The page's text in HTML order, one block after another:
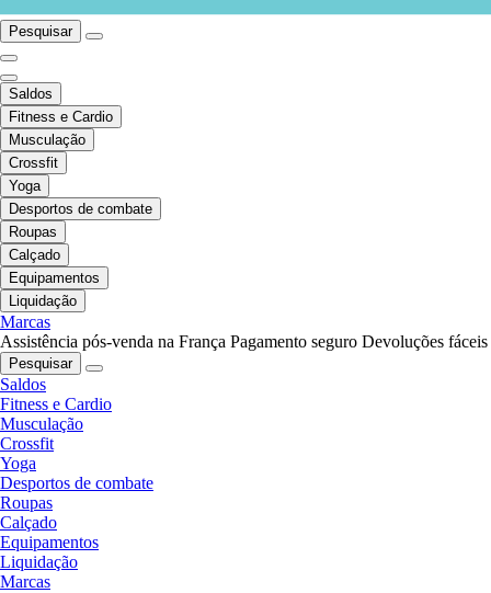
Pesquisar
Saldos
Fitness e Cardio
Musculação
Crossfit
Yoga
Desportos de combate
Roupas
Calçado
Equipamentos
Liquidação
Marcas
Assistência pós-venda na França Pagamento seguro Devoluções fáceis
Pesquisar
Saldos
Fitness e Cardio
Musculação
Crossfit
Yoga
Desportos de combate
Roupas
Calçado
Equipamentos
Liquidação
Marcas